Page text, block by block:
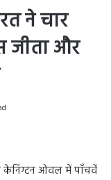
ने चार
जीता और
केनिंग्टन ओवल में पाँचवें